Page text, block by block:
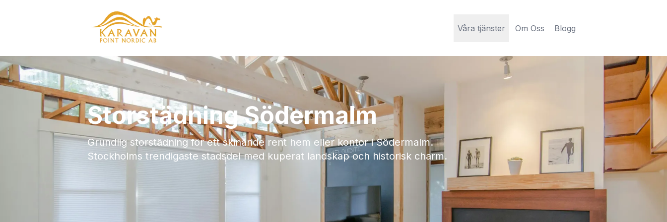
Våra tjänster Om Oss Blogg
Storstädning Södermalm
Grundlig storstädning för ett skinande rent hem eller kontor i Södermalm.
Stockholms trendigaste stadsdel med kuperat landskap och historisk charm.